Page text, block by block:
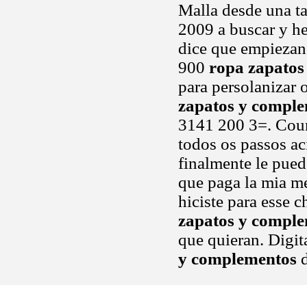
Malla desde una
2009 a buscar y
dice que
900 ropa
para persolanizar
zapatos y
3141 200 3=.
todos os passos
finalmente le
que paga la mia
hiciste para esse
zapatos y
que quieran.
y complementos